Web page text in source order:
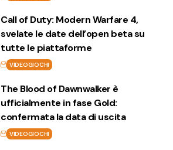
Call of Duty: Modern Warfare 4,
svelate le date dell’open beta su
tutte le piattaforme
VIDEOGIOCHI
The Blood of Dawnwalker è
ufficialmente in fase Gold:
confermata la data di uscita
VIDEOGIOCHI